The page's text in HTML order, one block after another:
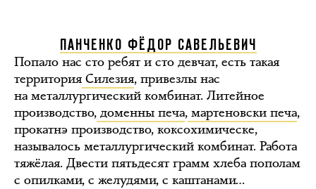
ПАНЧЕНКО ФЁДОР САВЕЛЬЕВИЧ
Попало нас сто ребят и сто девчат, есть такая
территория Силезия, привезлы нас
на металлургический комбинат. Литейное
производство, доменны печа, мартеновски печа,
прокатнэ производство, коксохимическе,
называлось металлургический комбинат. Работа
тяжёлая. Двести пятьдесят грамм хлеба пополам
с опилками, с желудями, с каштанами…